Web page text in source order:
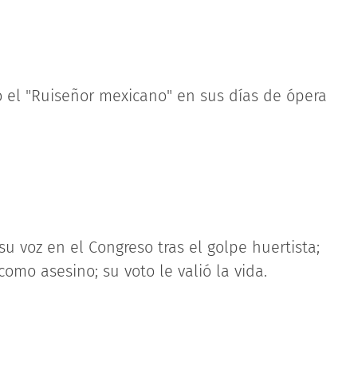
"Ruiseñor mexicano" en sus días de ópera
voz en el Congreso tras el golpe huertista;
asesino; su voto le valió la vida.